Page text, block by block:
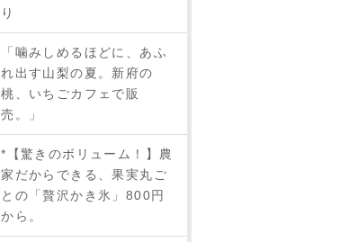
り
「噛みしめるほどに、あふ
れ出す山梨の夏。新府の
桃、いちごカフェで販
売。」
*【驚きのボリューム！】農
家だからできる、果実丸ご
との「贅沢かき氷」800円
から。